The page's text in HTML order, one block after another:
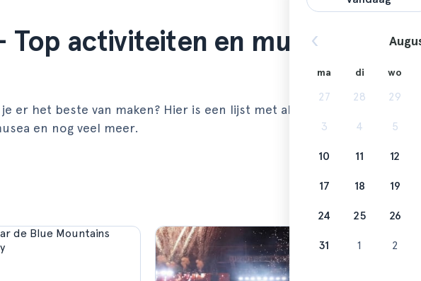
Top activiteiten en must-
er het beste van maken? Hier is een lijst met alles wat je
en nog veel meer.
ma di wo
27 28 29
3 4 5
10 11 12
17 18 19
24 25 26
31 1 2